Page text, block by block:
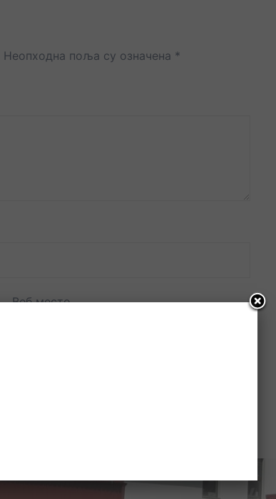
Неопходна поља су означена *
Веб место